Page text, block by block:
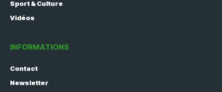
Sport & Culture
Vidéos
INFORMATIONS
Contact
Newsletter